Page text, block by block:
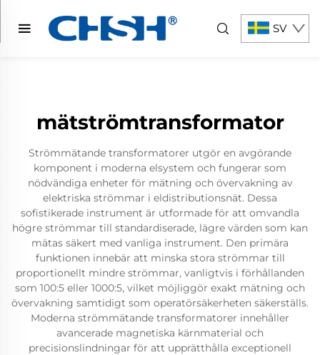
SV
mätströmtransformator
Strömmätande transformatorer utgör en avgörande
komponent i moderna elsystem och fungerar som
nödvändiga enheter för mätning och övervakning av
elektriska strömmar i eldistributionsnät. Dessa
sofistikerade instrument är utformade för att omvandla
högre strömmar till standardiserade, lägre värden som kan
mätas säkert med vanliga instrument. Den primära
funktionen innebär att minska stora strömmar till
proportionellt mindre strömmar, vanligtvis i förhållanden
som 100:5 eller 1000:5, vilket möjliggör exakt mätning och
övervakning samtidigt som operatörsäkerheten säkerställs.
Moderna strömmätande transformatorer innehåller
avancerade magnetiska kärnmaterial och
precisionslindningar för att upprätthålla exceptionell